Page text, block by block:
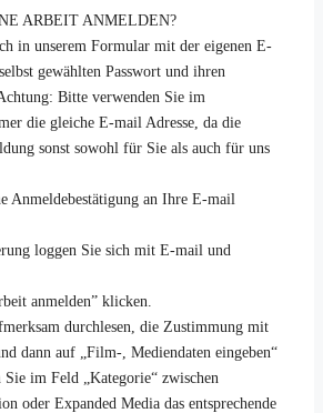
ARBEIT ANMELDEN?
in unserem Formular mit der eigenen E-
gewählten Passwort und ihren
Bitte verwenden Sie im
die gleiche E-mail Adresse, da die
sonst sowohl für Sie als auch für uns
Anmeldebestätigung an Ihre E-mail
loggen Sie sich mit E-mail und
anmelden” klicken.
durchlesen, die Zustimmung mit
dann auf „Film-, Mediendaten eingeben“
im Feld „Kategorie“ zwischen
oder Expanded Media das entsprechende